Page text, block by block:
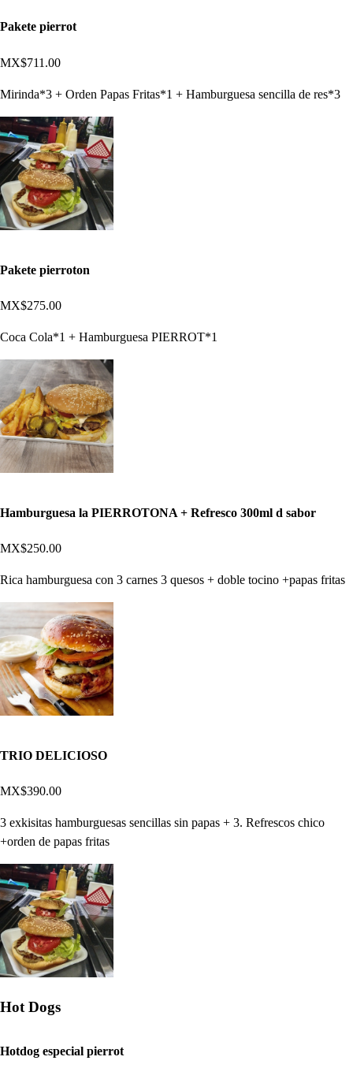
Pakete pierrot
MX$711.00
Mirinda*3 + Orden Papas Fritas*1 + Hamburguesa sencilla de res*3
Pakete pierroton
MX$275.00
Coca Cola*1 + Hamburguesa PIERROT*1
Hamburguesa la PIERROTONA + Refresco 300ml d sabor
MX$250.00
Rica hamburguesa con 3 carnes 3 quesos + doble tocino +papas fritas
TRIO DELICIOSO
MX$390.00
3 exkisitas hamburguesas sencillas sin papas + 3. Refrescos chico
+orden de papas fritas
Hot Dogs
Hotdog especial pierrot